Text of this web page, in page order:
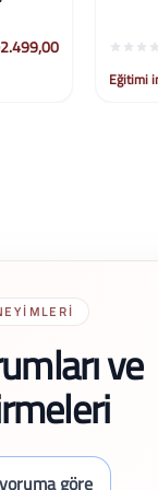
Eğitimi
ve
göre